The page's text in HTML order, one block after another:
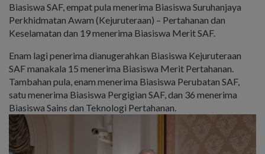
Biasiswa SAF, empat pula menerima Biasiswa Suruhanjaya
Perkhidmatan Awam (Kejuruteraan) – Pertahanan dan
Keselamatan dan 19 menerima Biasiswa Merit SAF.
Enam lagi penerima dianugerahkan Biasiswa Kejuruteraan
SAF manakala 15 menerima Biasiswa Merit Pertahanan.
Tambahan pula, enam menerima Biasiswa Perubatan SAF,
satu menerima Biasiswa Pergigian SAF, dan 36 menerima
Biasiswa Sains dan Teknologi Pertahanan.